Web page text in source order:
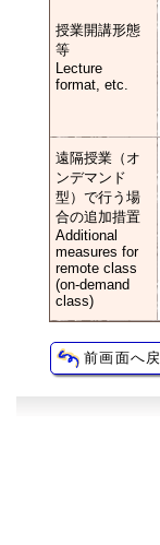
授業開講形態
等
Lecture
format, etc.
遠隔授業（オ
ンデマンド
型）で行う場
合の追加措置
Additional
measures for
remote class
(on-demand
class)